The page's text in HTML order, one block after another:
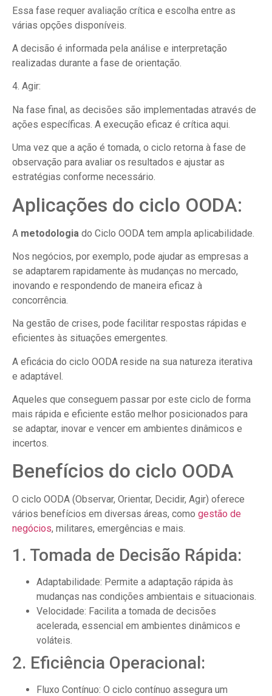
Essa fase requer avaliação crítica e escolha entre as
várias opções disponíveis.
A decisão é informada pela análise e interpretação
realizadas durante a fase de orientação.
4. Agir:
Na fase final, as decisões são implementadas através de
ações específicas. A execução eficaz é crítica aqui.
Uma vez que a ação é tomada, o ciclo retorna à fase de
observação para avaliar os resultados e ajustar as
estratégias conforme necessário.
Aplicações do ciclo OODA:
A metodologia do Ciclo OODA tem ampla aplicabilidade.
Nos negócios, por exemplo, pode ajudar as empresas a
se adaptarem rapidamente às mudanças no mercado,
inovando e respondendo de maneira eficaz à
concorrência.
Na gestão de crises, pode facilitar respostas rápidas e
eficientes às situações emergentes.
A eficácia do ciclo OODA reside na sua natureza iterativa
e adaptável.
Aqueles que conseguem passar por este ciclo de forma
mais rápida e eficiente estão melhor posicionados para
se adaptar, inovar e vencer em ambientes dinâmicos e
incertos.
Benefícios do ciclo OODA
O ciclo OODA (Observar, Orientar, Decidir, Agir) oferece
vários benefícios em diversas áreas, como gestão de
negócios, militares, emergências e mais.
1. Tomada de Decisão Rápida:
Adaptabilidade: Permite a adaptação rápida às
mudanças nas condições ambientais e situacionais.
Velocidade: Facilita a tomada de decisões
acelerada, essencial em ambientes dinâmicos e
voláteis.
2. Eficiência Operacional:
Fluxo Contínuo: O ciclo contínuo assegura um